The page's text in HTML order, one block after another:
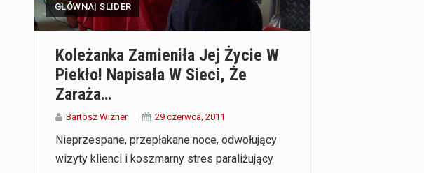
GŁÓWNA| SLIDER
Koleżanka Zamieniła Jej Życie W
Piekło! Napisała W Sieci, Że
Zaraża…
Bartosz Wizner 29 czerwca, 2011
Nieprzespane, przepłakane noce, odwołujący
wizyty klienci i koszmarny stres paraliżujący